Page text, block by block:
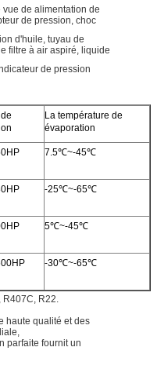
de alimentation de
de pression, choc
d'huile, tuyau de
filtre à air aspiré, liquide
de pression
La température de
évaporation
7.5℃~-45℃
-25℃~-65℃
5℃~-45℃
-30℃~-65℃
R407C, R22.
haute qualité et des
parfaite fournit un